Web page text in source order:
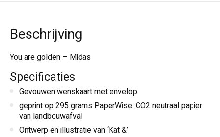
Beschrijving
You are golden – Midas
Specificaties
Gevouwen wenskaart met envelop
geprint op 295 grams PaperWise: CO2 neutraal papier
van landbouwafval
Ontwerp en illustratie van ‘Kat &’